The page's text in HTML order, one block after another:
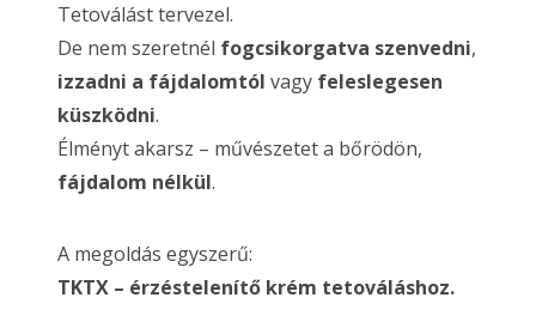
Tetoválást tervezel.
De nem szeretnél fogcsikorgatva szenvedni,
izzadni a fájdalomtól vagy feleslegesen
küszködni.
Élményt akarsz – művészetet a bőrödön,
fájdalom nélkül.
A megoldás egyszerű:
TKTX – érzéstelenítő krém tetováláshoz.